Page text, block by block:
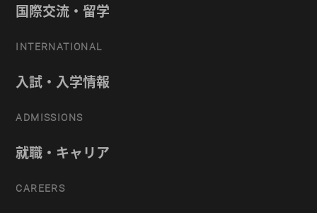
国際交流・留学
INTERNATIONAL
入試・入学情報
ADMISSIONS
就職・キャリア
CAREERS